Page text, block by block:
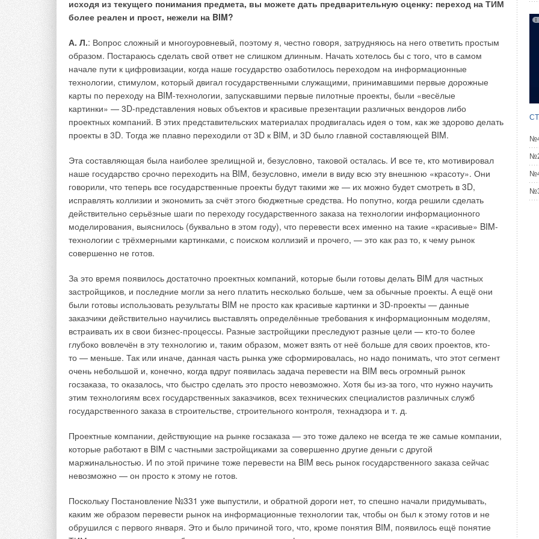
исходя из текущего понимания предмета, вы можете дать предварительную оценку: переход на ТИМ
более реален и прост, нежели на BIM?
А. Л.: Вопрос сложный и многоуровневый, поэтому я, честно говоря, затрудняюсь на него ответить простым
образом. Постараюсь сделать свой ответ не слишком длинным. Начать хотелось бы с того, что в самом
начале пути к цифровизации, когда наше государство озаботилось переходом на информационные
технологии, стимулом, который двигал государственными служащими, принимавшими первые дорожные
карты по переходу на BIM-технологии, запускавшими первые пилотные проекты, были «весёлые
картинки» — 3D-представления новых объектов и красивые презентации различных вендоров либо
проектных компаний. В этих представительских материалах продвигалась идея о том, как же здорово делать
проекты в 3D. Тогда же плавно переходили от 3D к BIM, и 3D было главной составляющей BIM.
Эта составляющая была наиболее зрелищной и, безусловно, таковой осталась. И все те, кто мотивировал
наше государство срочно переходить на BIM, безусловно, имели в виду всю эту внешнюю «красоту». Они
говорили, что теперь все государственные проекты будут такими же — их можно будет смотреть в 3D,
исправлять коллизии и экономить за счёт этого бюджетные средства. Но попутно, когда решили сделать
действительно серьёзные шаги по переходу государственного заказа на технологии информационного
моделирования, выяснилось (буквально в этом году), что перевести всех именно на такие «красивые» BIM-
технологии с трёхмерными картинками, с поиском коллизий и прочего, — это как раз то, к чему рынок
совершенно не готов.
За это время появилось достаточно проектных компаний, которые были готовы делать BIM для частных
застройщиков, и последние могли за него платить несколько больше, чем за обычные проекты. А ещё они
были готовы использовать результаты BIM не просто как красивые картинки и 3D-проекты — данные
заказчики действительно научились выставлять определённые требования к информационным моделям,
встраивать их в свои бизнес-процессы. Разные застройщики преследуют разные цели — кто-то более
глубоко вовлечён в эту технологию и, таким образом, может взять от неё больше для своих проектов, кто-
то — меньше. Так или иначе, данная часть рынка уже сформировалась, но надо понимать, что этот сегмент
очень небольшой и, конечно, когда вдруг появилась задача перевести на BIM весь огромный рынок
госзаказа, то оказалось, что быстро сделать это просто невозможно. Хотя бы из-за того, что нужно научить
этим технологиям всех государственных заказчиков, всех технических специалистов различных служб
государственного заказа в строительстве, строительного контроля, технадзора и т. д.
Проектные компании, действующие на рынке госзаказа — это тоже далеко не всегда те же самые компании,
которые работают в BIM с частными застройщиками за совершенно другие деньги с другой
маржинальностью. И по этой причине тоже перевести на BIM весь рынок государственного заказа сейчас
невозможно — он просто к этому не готов.
Поскольку Постановление №331 уже выпустили, и обратной дороги нет, то спешно начали придумывать,
каким же образом перевести рынок на информационные технологии так, чтобы он был к этому готов и не
обрушился с первого января. Это и было причиной того, что, кроме понятия BIM, появилось ещё понятие
Жизненный цикл
Этапы, которые проходит объект строительства, включают в себя:
проектирование информационных моделей зданий;
проверка информационных моделей на отсутствие коллизий и на наличие нужной
информации;
расчёт объёмов работ и материалов;
проведение тендеров;
планирование строительных работ;
передача информационных данных в системы учёта компании;
контроль количества, качества, стоимости и сроков выполнения работ.
Общая схема применение инструментов Autodesk и G-Tec Suite на разных этапах жизненного цикла
информационной модели представлена на рис. 2.
Рис. 2. Принципиальная схема среды общих данных
меняют принцип взаимодействия участников. Платформа выступает в роли единого центра информации,
где источником актуальных данных является информационная модель, что позволяет при помощи модулей
связать отдельные процессы между собой в единую среду данных.